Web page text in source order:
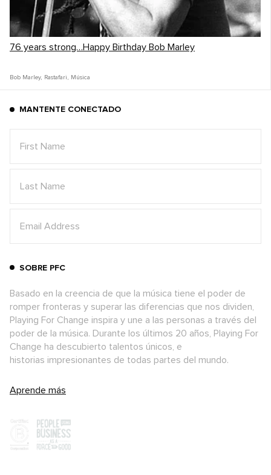
76 years strong…Happy Birthday Bob Marley
Bob Marley, Rastafari , Música
MANTENTE CONECTADO
SOBRE PFC
Basado en la creencia de que la música tiene el poder de
romper fronteras y superar las diferencias que nos dividen,
Playing For Change inspira y une a las personas a través del
poder de la música. Durante los últimos 20 años, Playing For
Change ha descubierto talentos únicos, e
historias impresionantes de todas partes del mundo.
Aprende más